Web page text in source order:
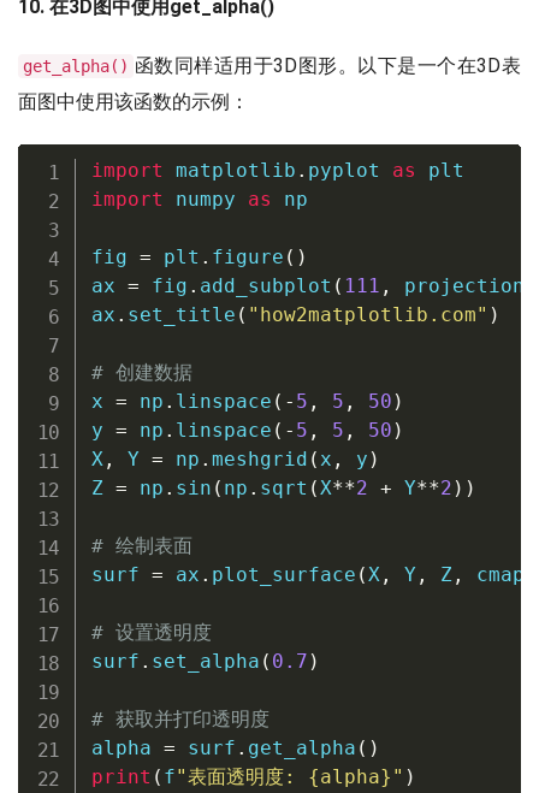
10. 在3D图中使用get_alpha()
get_alpha() 函数同样适用于3D图形。以下是一个在3D表
面图中使用该函数的示例：
import matplotlib . pyplot as
import numpy as np
fig = plt . figure ( )
ax = fig . add_subplot ( 111 , projection
ax . set_title ( "how2matplotlib.com" )
# 创建数据
x = np . linspace ( - 5 , 5 , 50 )
y = np . linspace ( - 5 , 5 , 50 )
X , Y = np . meshgrid ( x , y )
Z = np . sin ( np . sqrt ( X**2 + Y**2 ) )
# 绘制表面
surf = ax . plot_surface ( X , Y , Z , cmap
# 设置透明度
surf . set_alpha ( 0.7 )
# 获取并打印透明度
alpha = surf . get_alpha ( )
print ( f"表面透明度: {alpha} " )